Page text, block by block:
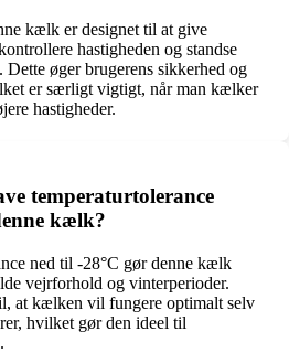
kælk er designet til at give
hastigheden og standse
øger brugerens sikkerhed og
er særligt vigtigt, når man kælker
hastigheder.
temperaturtolerance
kælk?
ned til -28°C gør denne kælk
vejrforhold og vinterperioder.
at kælken vil fungere optimalt selv
hvilket gør den ideel til